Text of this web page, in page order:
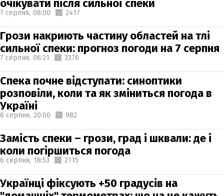
очікувати після сильної спеки
7 серпня, 08:00 2417
Грози накриють частину областей на тлі
сильної спеки: прогноз погоди на 7 серпня
7 серпня, 06:21 2376
Спека почне відступати: синоптики
розповіли, коли та як зміниться погода в
Україні
6 серпня, 20:00 982
Замість спеки – грози, град і шквали: де і
коли погіршиться погода
6 серпня, 18:53 2115
Українці фіксують +50 градусів на